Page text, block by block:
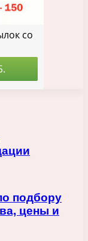
подбору
цены и